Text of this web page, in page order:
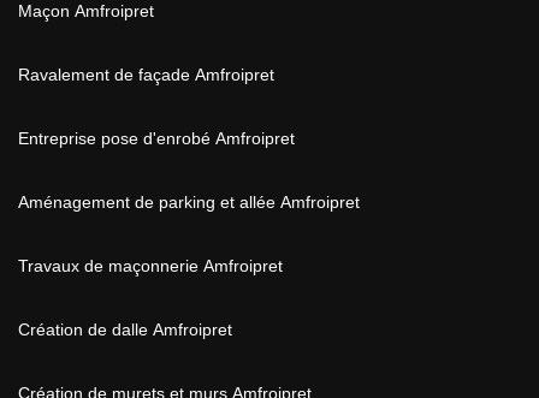
Maçon Amfroipret
Ravalement de façade Amfroipret
Entreprise pose d'enrobé Amfroipret
Aménagement de parking et allée Amfroipret
Travaux de maçonnerie Amfroipret
Création de dalle Amfroipret
Création de murets et murs Amfroipret